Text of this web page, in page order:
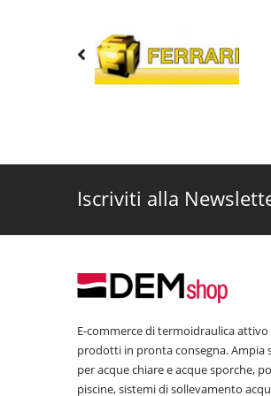
Acquista sul nostro shop
ombrello, con forme
DemShop e-commerce
Aprezzi veramente scontati,
, contatta i nostri
Iscriviti alla
E-commerce di termoidraulica attivo
prodotti in pronta consegna. Ampia
per acque chiare e acque sporche,
piscine, sistemi di sollevamento